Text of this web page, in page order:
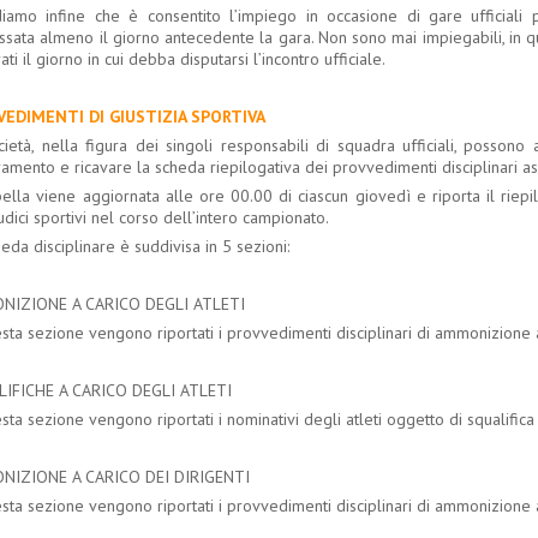
infine che è consentito l’impiego in occasione di gare ufficiali
almeno il giorno antecedente la gara. Non sono mai impiegabili, in
il giorno in cui debba disputarsi l’incontro ufficiale.
DI GIUSTIZIA SPORTIVA
nella figura dei singoli responsabili di squadra ufficiali, possono
e ricavare la scheda riepilogativa dei provvedimenti disciplinari
viene aggiornata alle ore 00.00 di ciascun giovedì e riporta il
sportivi nel corso dell’intero campionato.
disciplinare è suddivisa in 5 sezioni:
A CARICO DEGLI ATLETI
sezione vengono riportati i provvedimenti disciplinari di
A CARICO DEGLI ATLETI
sezione vengono riportati i nominativi degli atleti oggetto di squalifica
A CARICO DEI DIRIGENTI
sezione vengono riportati i provvedimenti disciplinari di ammonizione